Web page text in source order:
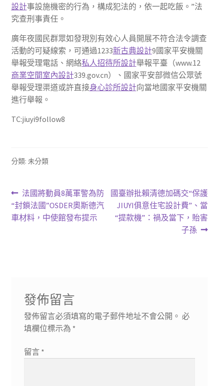
設計事設施機密的行為，構成犯法的，依一起吃飯。”法
究查刑事責任。
廣年夜國民群眾如發現別有效心人員開展不符合法令調查
活動的可疑線索，可通過1233新古典設計9國家平安機關
舉報受理電話、網絡私人招待所設計舉報平臺（www.12
商業空間室內設計339.gov.cn）、國家平安部微信公眾號
舉報受理渠道或許直接身心診所設計向當地國家平安機關
進行舉報。
TC:jiuyi9follow8
分類: 未分類
文
章
上
一
篇
法國將動員8萬軍警為防
“封鎖法國”OSDER奧斯德汽
車材料，中使館發布提示
下
一
篇
國臺辦批賴清德加碼交“保護
JIUYI俱意住宅設計費”、當
“提款機”：禍及當下，貽害
子孫
發佈留言
發佈留言必須填寫的電子郵件地址不會公開。 必
填欄位標示為 *
留言 *